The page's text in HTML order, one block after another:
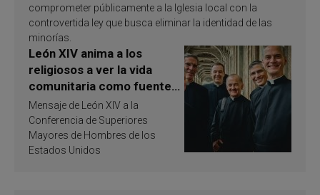
comprometer públicamente a la Iglesia local con la
controvertida ley que busca eliminar la identidad de las
minorías.
León XIV anima a los
religiosos a ver la vida
comunitaria como fuente
de inspiración y
santificación
Mensaje de León XIV a la
Conferencia de Superiores
Mayores de Hombres de los
Estados Unidos